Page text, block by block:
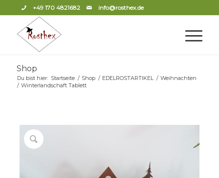
+49 170 4821682 info@rosthex.de
Shop
Du bist hier: Startseite / Shop / EDELROSTARTIKEL / Weihnachten
/ Winterlandschaft Tablett